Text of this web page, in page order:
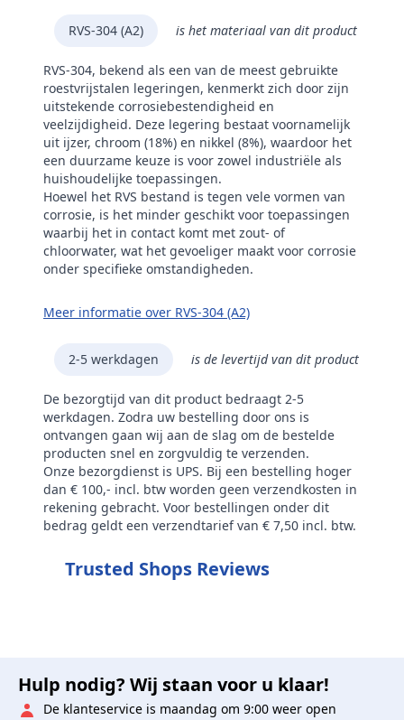
RVS-304 (A2) is het materiaal van dit product
RVS-304, bekend als een van de meest gebruikte
roestvrijstalen legeringen, kenmerkt zich door zijn
uitstekende corrosiebestendigheid en
veelzijdigheid. Deze legering bestaat voornamelijk
uit ijzer, chroom (18%) en nikkel (8%), waardoor het
een duurzame keuze is voor zowel industriële als
huishoudelijke toepassingen.
Hoewel het RVS bestand is tegen vele vormen van
corrosie, is het minder geschikt voor toepassingen
waarbij het in contact komt met zout- of
chloorwater, wat het gevoeliger maakt voor corrosie
onder specifieke omstandigheden.
Meer informatie over RVS-304 (A2)
2-5 werkdagen is de levertijd van dit product
De bezorgtijd van dit product bedraagt 2-5
werkdagen. Zodra uw bestelling door ons is
ontvangen gaan wij aan de slag om de bestelde
producten snel en zorgvuldig te verzenden.
Onze bezorgdienst is UPS. Bij een bestelling hoger
dan € 100,- incl. btw worden geen verzendkosten in
rekening gebracht. Voor bestellingen onder dit
bedrag geldt een verzendtarief van € 7,50 incl. btw.
Trusted Shops Reviews
Hulp nodig? Wij staan voor u klaar!
De klanteservice is maandag om 9:00 weer open